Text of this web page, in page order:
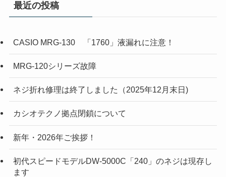
最近の投稿
CASIO MRG-130 「1760」液漏れに注意！
MRG-120シリーズ故障
ネジ折れ修理は終了しました（2025年12月末日)
カシオテクノ拠点閉鎖について
新年・2026年ご挨拶！
初代スピードモデルDW-5000C「240」のネジは現存し
ます